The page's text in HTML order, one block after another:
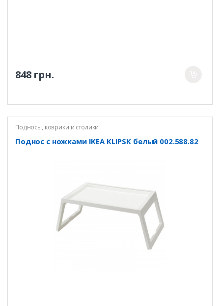
848 грн.
Подносы, коврики и столики
Поднос с ножками IKEA KLIPSK белый 002.588.82